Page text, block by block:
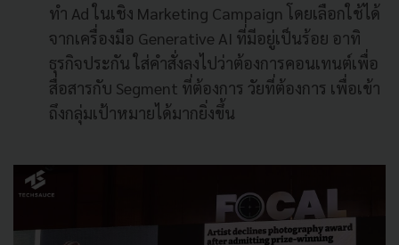
ทำ Ad ในเชิง Marketing Campaign โดยเลือกใช้ได้
จากเครื่องมือ Generative AI ที่มีอยู่เป็นร้อย อาทิ
ธุรกิจประกัน ใส่คำสั่งลงไปว่าต้องการคอนเทนต์เพื่อ
สื่อสารกับ Segment ที่ต้องการ วัยที่ต้องการ เพื่อเข้า
ถึงกลุ่มเป้าหมายได้มากยิ่งขึ้น